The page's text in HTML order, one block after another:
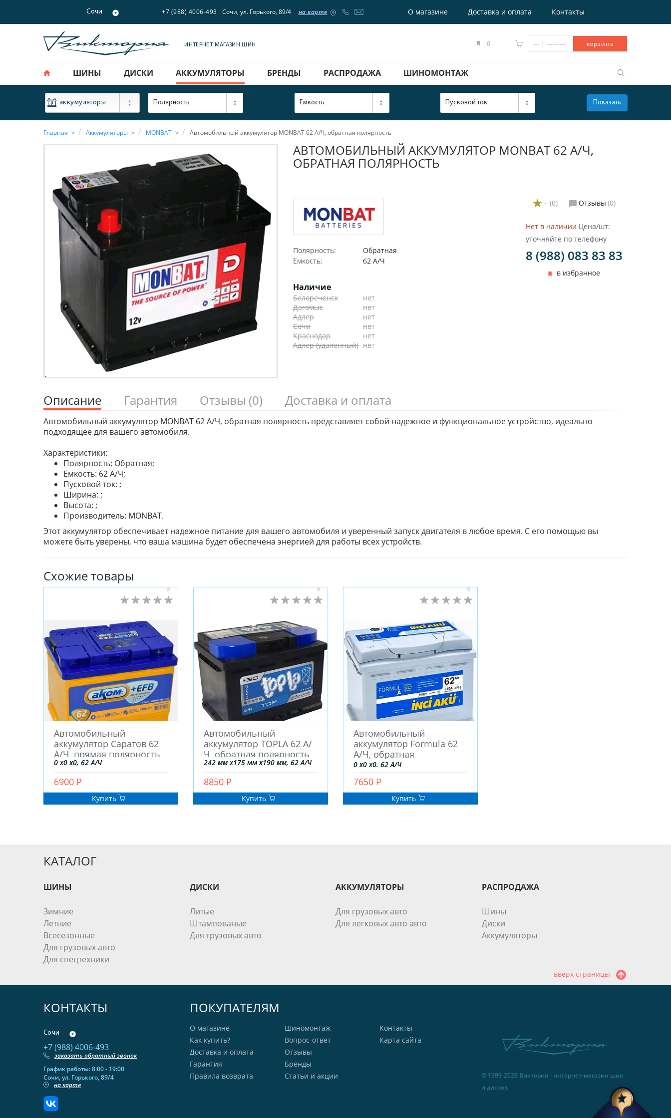
Сочи +7 (988) 4006-493 Сочи, ул. Горького, 89/4 на карте О магазине Доставка и оплата Контакты
ИНТЕРНЕТ МАГАЗИН ШИН 0 — | ——— корзина
ШИНЫ ДИСКИ АККУМУЛЯТОРЫ БРЕНДЫ РАСПРОДАЖА ШИНОМОНТАЖ
ФИЛЬТР ОТКРЫТЬ
аккумуляторы Полярность Емкость Пусковой ток Показать
Главная Аккумуляторы MONBAT Автомобильный аккумулятор MONBAT 62 А/Ч, обратная полярность
АВТОМОБИЛЬНЫЙ АККУМУЛЯТОР MONBAT 62 А/Ч,
ОБРАТНАЯ ПОЛЯРНОСТЬ
Полярность:
Обратная
Емкость:
62 А/Ч
Наличие
Белореченск
нет
Дагомыс
нет
Адлер
нет
Сочи
нет
Краснодар
нет
Адлер (удаленный) нет
- (0) Отзывы (0)
Нет в наличии Цена/шт:
уточняйте по телефону
8 (988) 083 83 83
в избранное
Описание Гарантия Отзывы (0) Доставка и оплата
Автомобильный аккумулятор MONBAT 62 А/Ч, обратная полярность представляет собой надежное и функциональное устройство, идеально
подходящее для вашего автомобиля.
Характеристики:
Полярность: Обратная;
Емкость: 62 А/Ч;
Пусковой ток: ;
Ширина: ;
Высота: ;
Производитель: MONBAT.
Этот аккумулятор обеспечивает надежное питание для вашего автомобиля и уверенный запуск двигателя в любое время. С его помощью вы
можете быть уверены, что ваша машина будет обеспечена энергией для работы всех устройств.
Схожие товары
Автомобильный
аккумулятор Саратов 62
А/Ч, прямая полярность
0 x0 x0, 62 А/Ч
6900 Р
Купить
Автомобильный
аккумулятор TOPLA 62 А/
Ч, обратная полярность
242 мм x175 мм x190 мм, 62 А/Ч
8850 Р
Купить
Автомобильный
аккумулятор Formula 62
А/Ч, обратная
полярность
0 x0 x0, 62 А/Ч
7650 Р
Купить
КАТАЛОГ
ШИНЫ
Зимние
Летние
Всесезонные
Для грузовых авто
Для спецтехники
ДИСКИ
Литые
Штампованые
Для грузовых авто
АККУМУЛЯТОРЫ
Для грузовых авто
Для легковых авто авто
РАСПРОДАЖА
Шины
Диски
Аккумуляторы
вверх страницы
КОНТАКТЫ
Сочи
+7 (988) 4006-493
заказать обратный звонок
График работы: 8:00 - 19:00
Сочи, ул. Горького, 89/4
на карте
ПОКУПАТЕЛЯМ
О магазине
Как купить?
Доставка и оплата
Гарантия
Правила возврата
Шиномонтаж
Вопрос-ответ
Отзывы
Бренды
Статьи и акции
Контакты
Карта сайта
© 1999-2026 Виктория - интернет-магазин шин
и дисков